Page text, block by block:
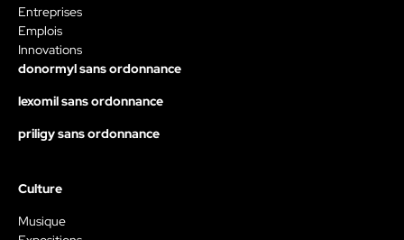
Entreprises
Emplois
Innovations
donormyl sans ordonnance
lexomil sans ordonnance
priligy sans ordonnance
Culture
Musique